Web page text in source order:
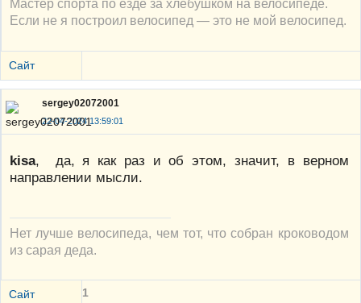
Мастер спорта по езде за хлебушком на велосипеде.
Если не я построил велосипед — это не мой велосипед.
Сайт
sergey02072001
22-04-2024 13:59:01
kisa, да, я как раз и об этом, значит, в верном
направлении мысли.
Нет лучше велосипеда, чем тот, что собран кроководом
из сарая деда.
Сайт 1